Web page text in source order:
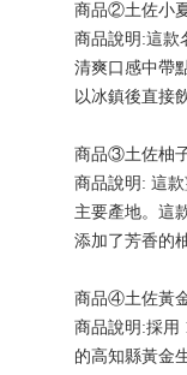
商品②土佐小
商品說明:這款
清爽口感中帶
以冰鎮後直接
商品③土佐柚
商品說明: 這
主要產地。這
添加了芳香的
商品④土佐黃
商品說明:採用
的高知縣黃金